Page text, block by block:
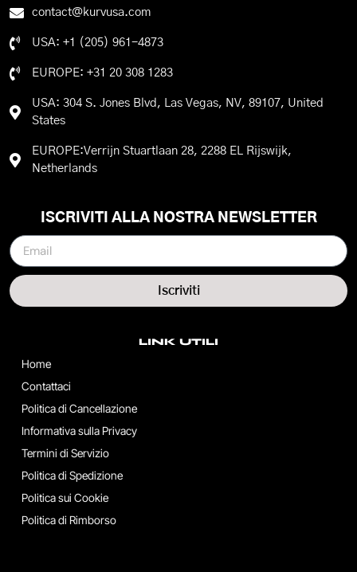
contact@kurvusa.com
USA: +1 (205) 961-4873
EUROPE: +31 20 308 1283
USA: 304 S. Jones Blvd, Las Vegas, NV, 89107, United
States
EUROPE:Verrijn Stuartlaan 28, 2288 EL Rijswijk,
Netherlands
LINK UTILI
Home
Contattaci
Politica di Cancellazione
Informativa sulla Privacy
Termini di Servizio
Politica di Spedizione
Politica sui Cookie
Politica di Rimborso
ISCRIVITI ALLA NOSTRA NEWSLETTER
Iscriviti